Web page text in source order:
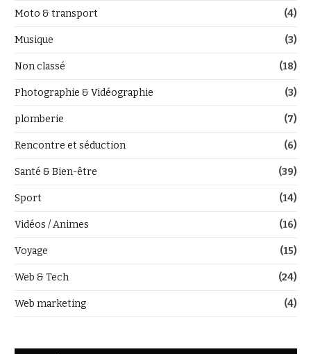
Moto & transport (4)
Musique (3)
Non classé (18)
Photographie & Vidéographie (3)
plomberie (7)
Rencontre et séduction (6)
Santé & Bien-être (39)
Sport (14)
Vidéos / Animes (16)
Voyage (15)
Web & Tech (24)
Web marketing (4)